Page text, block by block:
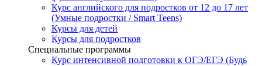
Курс английского для подростков от 12 до 17 лет
(Умные подростки / Smart Teens)
Курсы для детей
Курсы для подростков
Специальные программы
Курс интенсивной подготовки к ОГЭ/ЕГЭ (Будь